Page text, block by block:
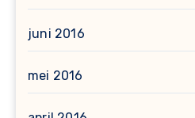
juni 2016
mei 2016